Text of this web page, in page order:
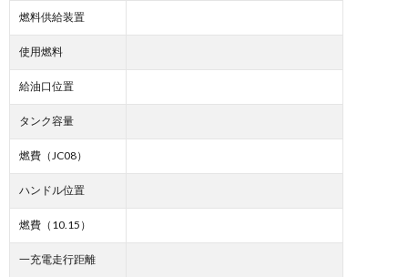
燃料供給装置
使用燃料
給油口位置
タンク容量
燃費（JC08）
ハンドル位置
燃費（10.15）
一充電走行距離